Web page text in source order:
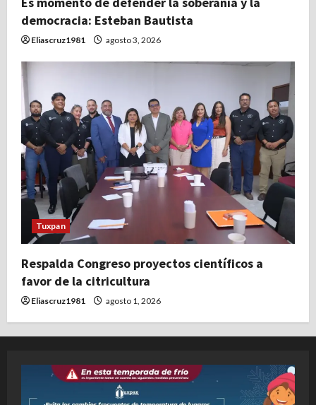
democracia: Esteban Bautista
Eliascruz1981 agosto 3, 2026
Tuxpan
Respalda Congreso proyectos científicos a
favor de la citricultura
Eliascruz1981 agosto 1, 2026